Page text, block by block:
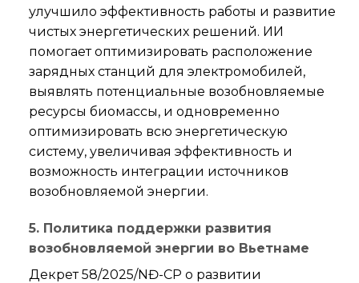
улучшило эффективность работы и развитие
чистых энергетических решений. ИИ
помогает оптимизировать расположение
зарядных станций для электромобилей,
выявлять потенциальные возобновляемые
ресурсы биомассы, и одновременно
оптимизировать всю энергетическую
систему, увеличивая эффективность и
возможность интеграции источников
возобновляемой энергии.
5. Политика поддержки развития
возобновляемой энергии во Вьетнаме
Декрет 58/2025/NĐ-CP о развитии